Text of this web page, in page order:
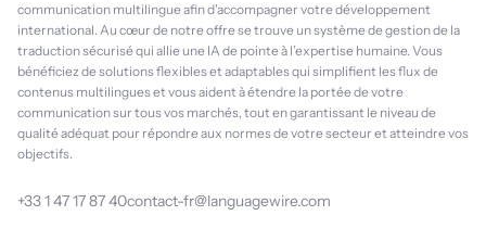
communication multilingue afin d'accompagner votre développement
international. Au cœur de notre offre se trouve un système de gestion de la
traduction sécurisé qui allie une IA de pointe à l’expertise humaine. Vous
bénéficiez de solutions flexibles et adaptables qui simplifient les flux de
contenus multilingues et vous aident à étendre la portée de votre
communication sur tous vos marchés, tout en garantissant le niveau de
qualité adéquat pour répondre aux normes de votre secteur et atteindre vos
objectifs.
+33 1 47 17 87 40contact-fr@languagewire.com